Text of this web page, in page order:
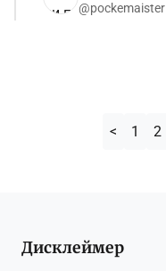
@pockemaister
< 1 2
Дисклеймер